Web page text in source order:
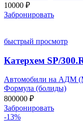
10000 ₽
Забронировать
быстрый просмотр
Катерхем SP/
Автомобили на АДМ
Формула (болиды)
800000 ₽
Забронировать
-13%